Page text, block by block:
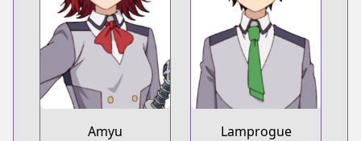
Amyu
Lamprogue